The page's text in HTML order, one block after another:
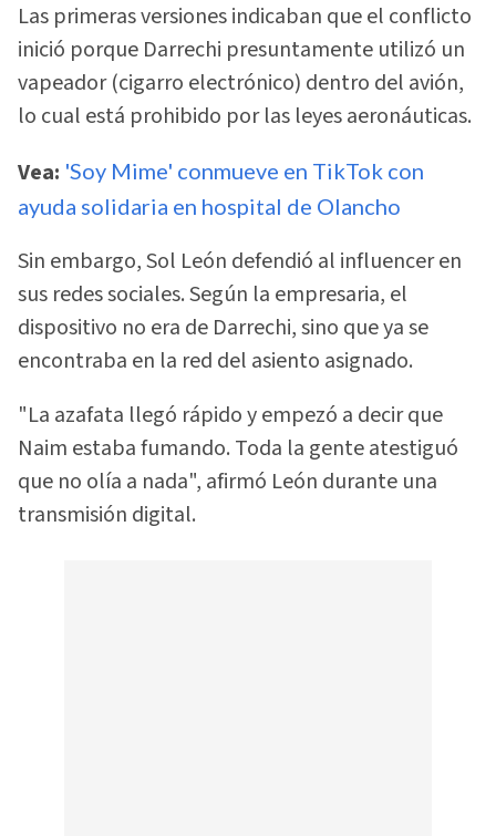
Las primeras versiones indicaban que el conflicto
inició porque Darrechi presuntamente utilizó un
vapeador (cigarro electrónico) dentro del avión,
lo cual está prohibido por las leyes aeronáuticas.
Vea: 'Soy Mime' conmueve en TikTok con
ayuda solidaria en hospital de Olancho
Sin embargo, Sol León defendió al influencer en
sus redes sociales. Según la empresaria, el
dispositivo no era de Darrechi, sino que ya se
encontraba en la red del asiento asignado.
"La azafata llegó rápido y empezó a decir que
Naim estaba fumando. Toda la gente atestiguó
que no olía a nada", afirmó León durante una
transmisión digital.